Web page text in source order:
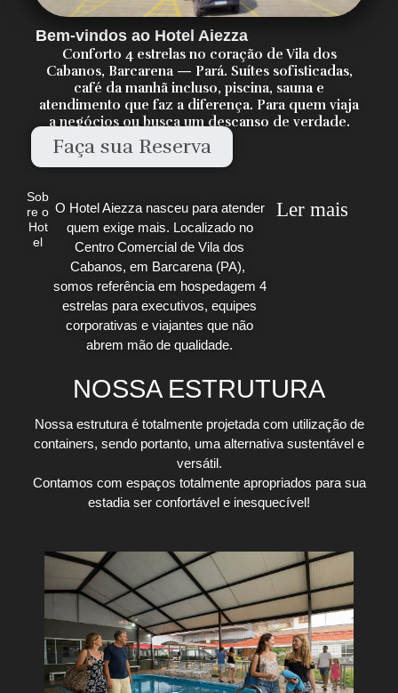
Bem-vindos ao Hotel Aiezza
Conforto 4 estrelas no coração de Vila dos
Cabanos, Barcarena — Pará. Suítes sofisticadas,
café da manhã incluso, piscina, sauna e
atendimento que faz a diferença. Para quem viaja
a negócios ou busca um descanso de verdade.
Faça sua Reserva
Sob
re o
Hot
el
O Hotel Aiezza nasceu para atender
quem exige mais. Localizado no
Centro Comercial de Vila dos
Cabanos, em Barcarena (PA),
somos referência em hospedagem 4
estrelas para executivos, equipes
corporativas e viajantes que não
abrem mão de qualidade.
Ler mais
NOSSA ESTRUTURA
Nossa estrutura é totalmente projetada com utilização de
containers, sendo portanto, uma alternativa sustentável e
versátil.
Contamos com espaços totalmente apropriados para sua
estadia ser confortável e inesquecível!